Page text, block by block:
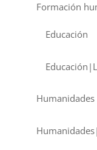
Formación
Educación
Humanidades